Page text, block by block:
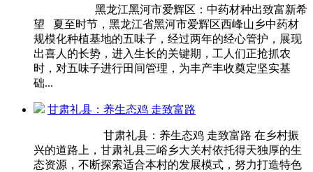
黑龙江黑河市爱辉区：中药材种出致富新希
望 夏至时节，黑龙江省黑河市爱辉区西峰山乡中药材
规模化种植基地的五味子，经过两年的经心管护，展现
出喜人的长势，进入生长的关键期，工人们正抢抓农
时，对五味子进行田间管理，为丰产丰收奠定坚实基
础...
甘肃礼县：养生态鸡 走致富路
甘肃礼县：养生态鸡 走致富路 在乡村振
兴的道路上，甘肃礼县三峪乡大关村依托得天独厚的生
态资源，不断探索适合本村的发展模式，努力打造特色